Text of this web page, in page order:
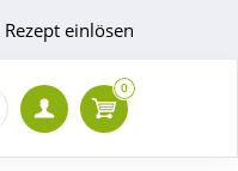
Rezept einlösen
0